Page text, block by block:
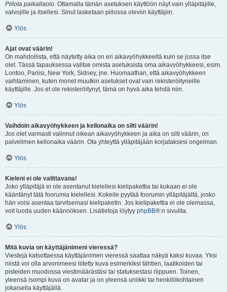
Piilota paikallaolo. Ottamalla tämän asetuksen käyttöön näyt vain ylläpitäjille,
valvojille ja itsellesi. Sinut lasketaan piilossa oleviin käyttäjiin.
Ylös
Ajat ovat väärin!
On mahdollista, että näytetty aika on eri aikavyöhykkeeltä kuin se jossa itse
olet. Tässä tapauksessa valitse omista asetuksista oma aikavyöhykkeesi, esim.
Lontoo, Pariisi, New York, Sidney, jne. Huomaathan, että aikavyöhykkeen
vaihtaminen, kuten monet muutkin asetukset ovat vain rekisteröityneille
käyttäjille. Jos et ole rekisteröitynyt, tämä on hyvä aika tehdä niin.
Ylös
Vaihdoin aikavyöhykkeen ja kellonaika on silti väärin!
Jos olet varmasti valinnut oikean aikavyöhykkeen ja aika on silti väärin, on
palvelimen kellonaika väärin. Ota yhteyttä ylläpitäjään korjataksesi ongelman.
Ylös
Kieleni ei ole valittavana!
Joko ylläpitäjä ei ole asentanut kielellesi kielipakettia tai kukaan ei ole
kääntänyt tätä foorumia kielellesi. Kokeile pyytää foorumin ylläpitäjältä, josko
hän voisi asentaa tarvitsemasi kielipaketin. Jos kielipakettia ei ole olemassa,
voit luoda uuden käännöksen. Lisätietoja löytyy phpBB®:n sivuilta.
Ylös
Mitä kuvia on käyttäjänimeni vieressä?
Viestejä katsottaessa käyttäjänimen vieressä saattaa näkyä kaksi kuvaa. Yksi
niistä voi olla arvonimeesi liitetty kuva esimerkiksi tähtien, laatikoiden tai
pisteiden muodossa viestimäärästäsi tai statuksestasi riippuen. Toinen,
yleensä isompi kuva on avatar ja on yleensä uniikki tai henkilökohtainen
jokaisella käyttäjällä.